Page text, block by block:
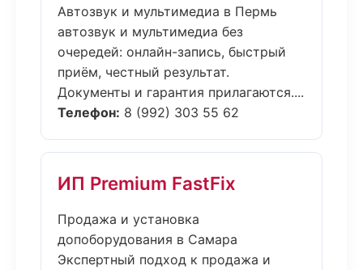
Автозвук и мультимедиа в Пермь
автозвук и мультимедиа без
очередей: онлайн-запись, быстрый
приём, честный результат.
Документы и гарантия прилагаются....
Телефон: 8 (992) 303 55 62
ИП Premium FastFix
Продажа и установка
допоборудования в Самара
Экспертный подход к продажа и